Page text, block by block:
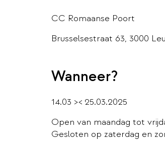
CC Romaanse Poort
Brusselsestraat 63, 3000
Wanneer?
14.03 >< 25.03.2025
Open van maandag tot
Gesloten op zaterdag en